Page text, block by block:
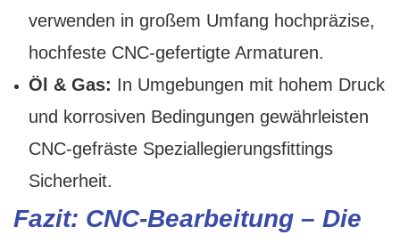
verwenden in großem Umfang hochpräzise, ​​
hochfeste CNC-gefertigte Armaturen.
Öl & Gas: In Umgebungen mit hohem Druck
und korrosiven Bedingungen gewährleisten
CNC-gefräste Speziallegierungsfittings
Sicherheit.
Fazit: CNC-Bearbeitung – Die